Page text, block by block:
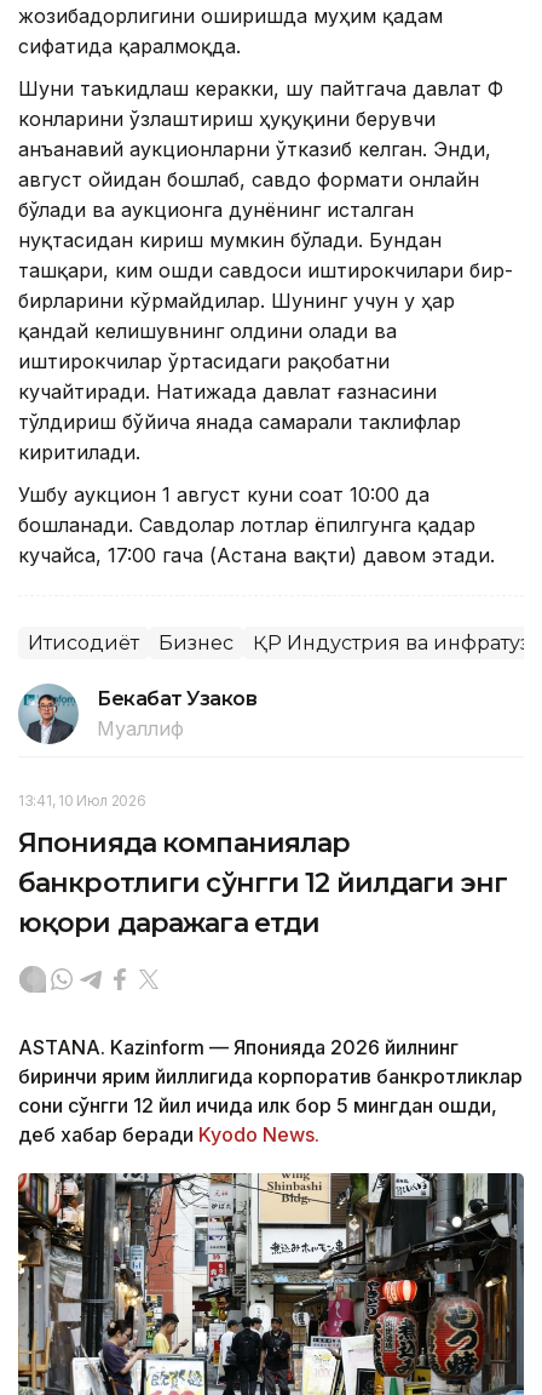
жозибадорлигини оширишда муҳим қадам
сифатида қаралмоқда.
Шуни таъкидлаш керакки, шу пайтгача давлат ҚФҚ
конларини ўзлаштириш ҳуқуқини берувчи
анъанавий аукционларни ўтказиб келган. Энди,
август ойидан бошлаб, савдо формати онлайн
бўлади ва аукционга дунёнинг исталган
нуқтасидан кириш мумкин бўлади. Бундан
ташқари, ким ошди савдоси иштирокчилари бир-
бирларини кўрмайдилар. Шунинг учун у ҳар
қандай келишувнинг олдини олади ва
иштирокчилар ўртасидаги рақобатни
кучайтиради. Натижада давлат ғазнасини
тўлдириш бўйича янада самарали таклифлар
киритилади.
Ушбу аукцион 1 август куни соат 10:00 да
бошланади. Савдолар лотлар ёпилгунга қадар
кучайса, 17:00 гача (Астана вақти) давом этади.
Иқтисодиёт Бизнес ҚР Индустрия ва
Бекабат Узаков
Муаллиф
13:41, 10 Июл 2026
Японияда компаниялар
банкротлиги сўнгги 12 йилдаги энг
юқори даражага етди
ASTANA. Kazinform — Японияда 2026 йилнинг
биринчи ярим йиллигида корпоратив банкротликлар
сони сўнгги 12 йил ичида илк бор 5 мингдан ошди,
деб хабар беради Kyodo News.